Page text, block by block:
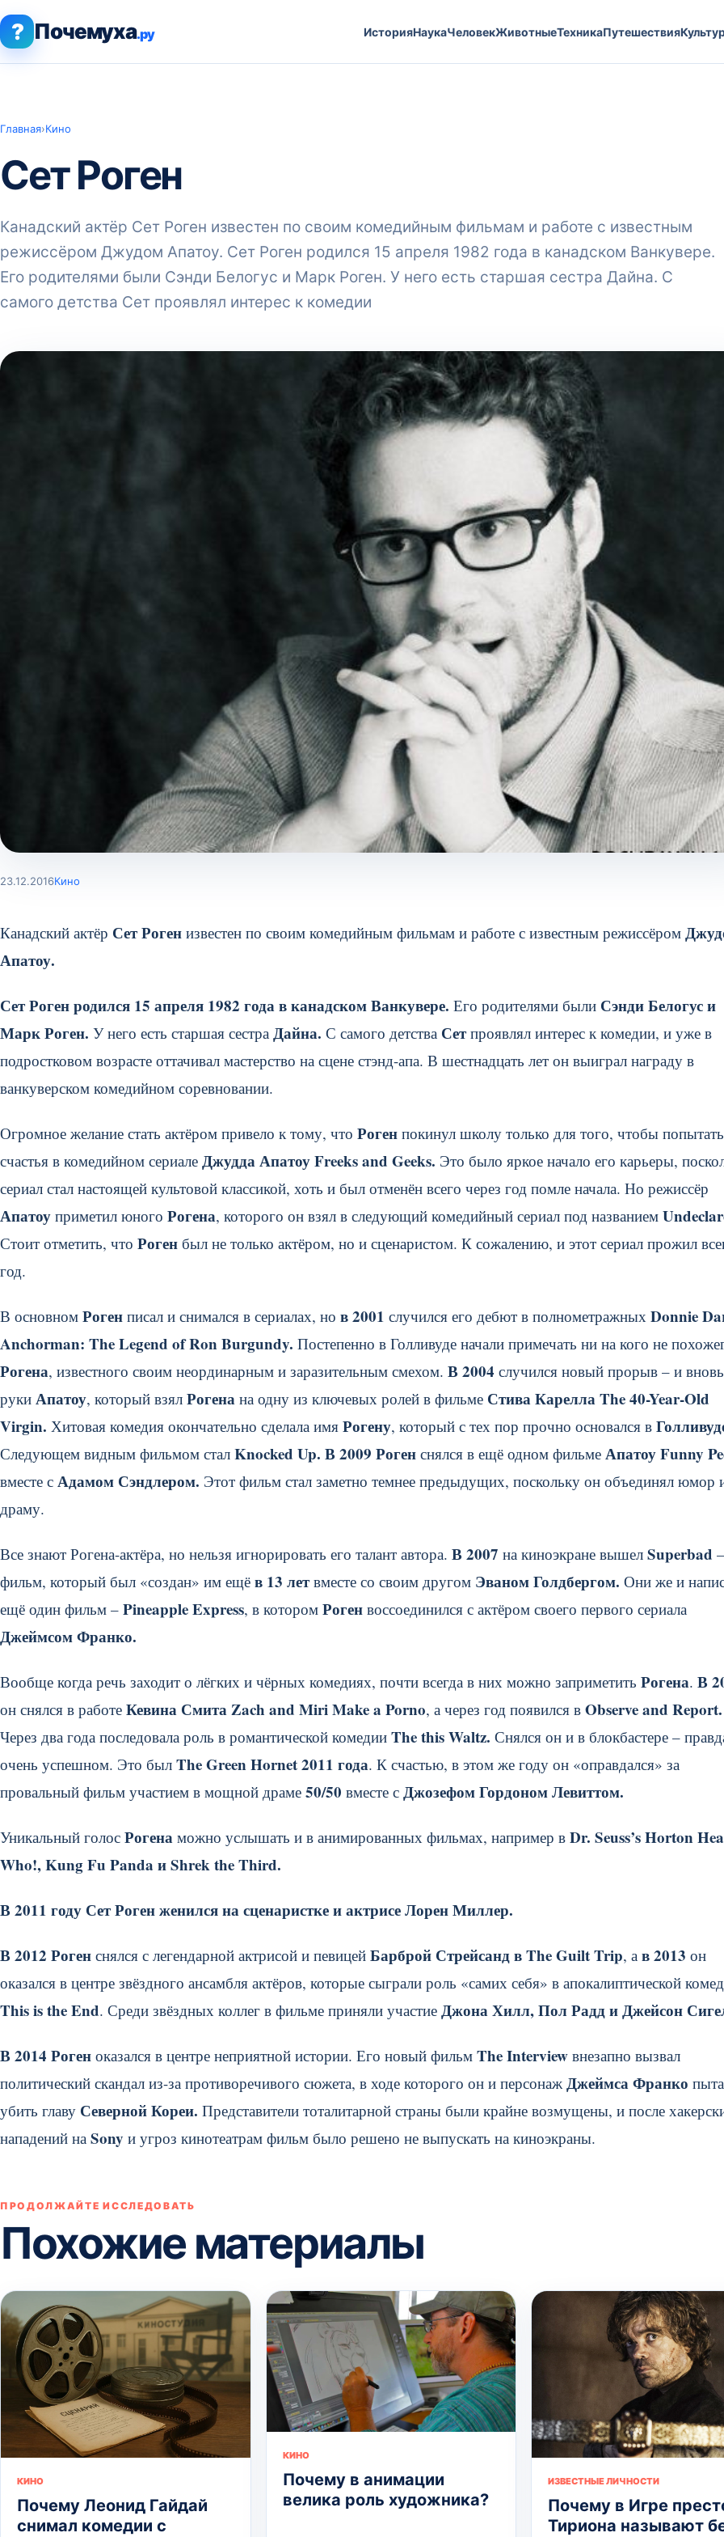
? Почемуха.ру ИсторияНаукаЧеловекЖивотныеТехникаПутешествия
Главная›Кино
Сет Роген
Канадский актёр Сет Роген известен по своим комедийным фильмам и работе с известным
режиссёром Джудом Апатоу. Сет Роген родился 15 апреля 1982 года в канадском Ванкувере.
Его родителями были Сэнди Белогус и Марк Роген. У него есть старшая сестра Дайна. С
самого детства Сет проявлял интерес к комедии
23.12.2016Кино
Канадский актёр Сет Роген известен по своим комедийным фильмам и работе с известным режиссёром
Апатоу.
Сет Роген родился 15 апреля 1982 года в канадском Ванкувере. Его родителями были Сэнди Белогус и
Марк Роген. У него есть старшая сестра Дайна. С самого детства Сет проявлял интерес к комедии, и уже в
подростковом возрасте оттачивал мастерство на сцене стэнд-апа. В шестнадцать лет он выиграл награду в
ванкуверском комедийном соревновании.
Огромное желание стать актёром привело к тому, что Роген покинул школу только для того, чтобы попытать
счастья в комедийном сериале Джудда Апатоу Freeks and Geeks. Это было яркое начало его карьеры,
сериал стал настоящей культовой классикой, хоть и был отменён всего через год помле начала. Но режиссёр
Апатоу приметил юного Рогена, которого он взял в следующий комедийный сериал под названием
Стоит отметить, что Роген был не только актёром, но и сценаристом. К сожалению, и этот сериал прожил
год.
В основном Роген писал и снимался в сериалах, но в 2001 случился его дебют в полнометражных Donnie
Anchorman: The Legend of Ron Burgundy. Постепенно в Голливуде начали примечать ни на кого не
Рогена, известного своим неординарным и заразительным смехом. В 2004 случился новый прорыв – и
руки Апатоу, который взял Рогена на одну из ключевых ролей в фильме Стива Карелла The 40-Year-Old
Virgin. Хитовая комедия окончательно сделала имя Рогену, который с тех пор прочно основался в
Следующем видным фильмом стал Knocked Up. В 2009 Роген снялся в ещё одном фильме Апатоу Funny
вместе с Адамом Сэндлером. Этот фильм стал заметно темнее предыдущих, поскольку он объединял юмор
драму.
Все знают Рогена-актёра, но нельзя игнорировать его талант автора. В 2007 на киноэкране вышел Superbad –
фильм, который был «создан» им ещё в 13 лет вместе со своим другом Эваном Голдбергом. Они же и
ещё один фильм – Pineapple Express, в котором Роген воссоединился с актёром своего первого сериала
Джеймсом Франко.
Вообще когда речь заходит о лёгких и чёрных комедиях, почти всегда в них можно заприметить Рогена. В
он снялся в работе Кевина Смита Zach and Miri Make a Porno, а через год появился в Observe and Report.
Через два года последовала роль в романтической комедии The this Waltz. Снялся он и в блокбастере –
очень успешном. Это был The Green Hornet 2011 года. К счастью, в этом же году он «оправдался» за
провальный фильм участием в мощной драме 50/50 вместе с Джозефом Гордоном Левиттом.
Уникальный голос Рогена можно услышать и в анимированных фильмах, например в Dr. Seuss’s Horton
Who!, Kung Fu Panda и Shrek the Third.
В 2011 году Сет Роген женился на сценаристке и актрисе Лорен Миллер.
В 2012 Роген снялся с легендарной актрисой и певицей Барброй Стрейсанд в The Guilt Trip, а в 2013 он
оказался в центре звёздного ансамбля актёров, которые сыграли роль «самих себя» в апокалиптической
This is the End. Среди звёздных коллег в фильме приняли участие Джона Хилл, Пол Радд и Джейсон
В 2014 Роген оказался в центре неприятной истории. Его новый фильм The Interview внезапно вызвал
политический скандал из-за противоречивого сюжета, в ходе которого он и персонаж Джеймса Франко
убить главу Северной Кореи. Представители тоталитарной страны были крайне возмущены, и после
нападений на Sony и угроз кинотеатрам фильм было решено не выпускать на киноэкраны.
ПРОДОЛЖАЙТЕ ИССЛЕДОВАТЬ
Похожие материалы
КИНО
Почему Леонид Гайдай
снимал комедии с
КИНО
Почему в анимации
велика роль художника?
ИЗВЕСТНЫЕ ЛИЧНОСТИ
Почему в Игре
Тириона называют